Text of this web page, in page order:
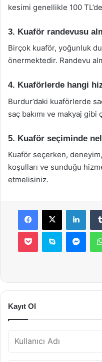
kesimi genellikle 100
3. Kuaför randevusu
Birçok kuaför, yoğunluk
önermektedir. Randevu
4. Kuaförlerde hangi
Burdur’daki kuaförlerde
saç bakımı ve makyaj
5. Kuaför seçiminde
Kuaför seçerken,
koşulları ve sunduğu
etmelisiniz.
Facebook
X
Pocket Skype
Kayıt Ol